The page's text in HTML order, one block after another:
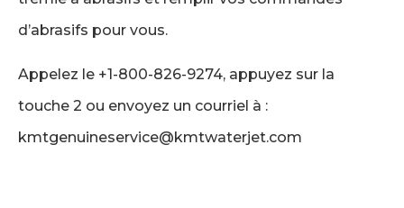
d’abrasifs pour vous.
Appelez le +1-800-826-9274, appuyez sur la
touche 2 ou envoyez un courriel à :
kmtgenuineservice@kmtwaterjet.com